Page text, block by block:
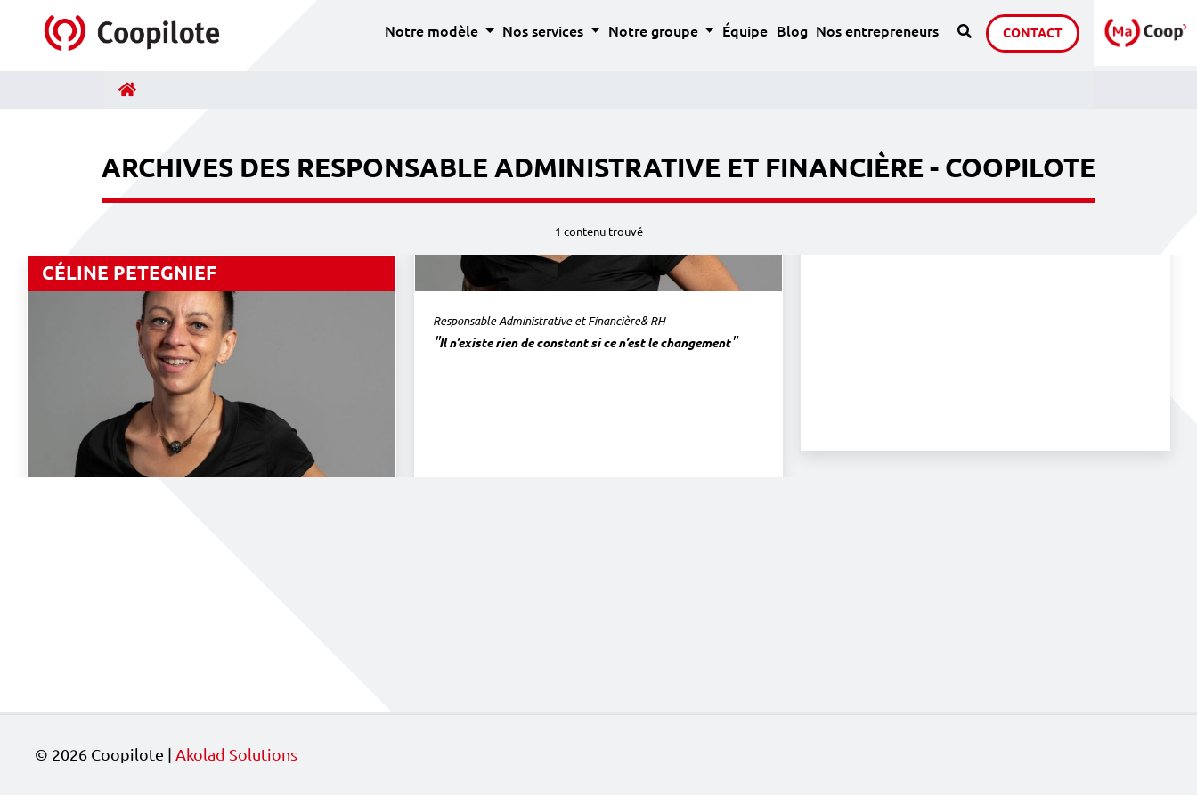
Accéder au contenu Notre modèle Nos services Notre groupe Découvrir les sous page de : Notre groupe
Équipe Blog Nos entrepreneurs Recherche
CONTACT
Accueil
ARCHIVES DES RESPONSABLE ADMINISTRATIVE ET FINANCIÈRE - COOPILOTE
1 contenu trouvé
CÉLINE PETEGNIEF
Responsable Administrative et Financière& RH
"Il n’existe rien de constant si ce n’est le changement"
© 2026 Coopilote | Akolad Solutions